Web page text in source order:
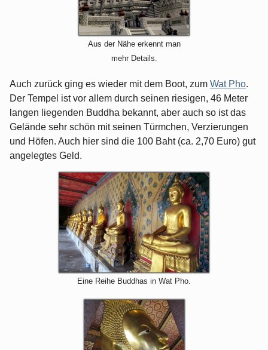
Aus der Nähe erkennt man
mehr Details.
Auch zurück ging es wieder mit dem Boot, zum Wat Pho.
Der Tempel ist vor allem durch seinen riesigen, 46 Meter
langen liegenden Buddha bekannt, aber auch so ist das
Gelände sehr schön mit seinen Türmchen, Verzierungen
und Höfen. Auch hier sind die 100 Baht (ca. 2,70 Euro) gut
angelegtes Geld.
Eine Reihe Buddhas in Wat Pho.